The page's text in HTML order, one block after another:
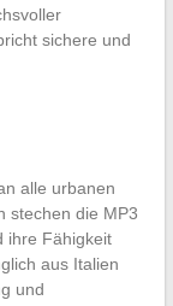
sichere und
alle urbanen
stechen die MP3
ihre Fähigkeit
aus Italien
und